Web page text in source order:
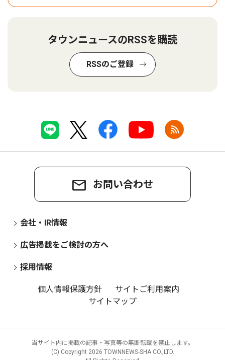
タウンニュースのRSSを購読
RSSのご登録
お問い合わせ
会社・IR情報
広告掲載をご検討の方へ
採用情報
個人情報保護方針
サイトご利用案内
サイトマップ
当サイト内に掲載の記事・写真等の無断転載を禁止します。
(C) Copyright 2026 TOWNNEWS-SHA CO.,LTD.